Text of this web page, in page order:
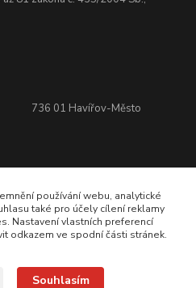
736 01 Havířov-Město
používání webu, analytické
také pro účely cílení reklamy
Nastavení vlastních preferencí
odkazem ve spodní části stránek.
Souhlasím